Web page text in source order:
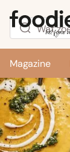
Magazine